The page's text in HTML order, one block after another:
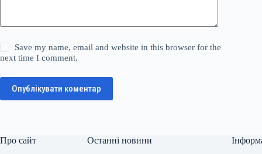
Save my name, email and website in this browser for the
next time I comment.
Опублікувати коментар
Про сайт Останні новини